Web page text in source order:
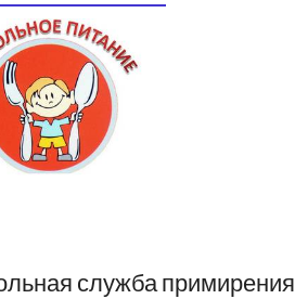
служба примирения